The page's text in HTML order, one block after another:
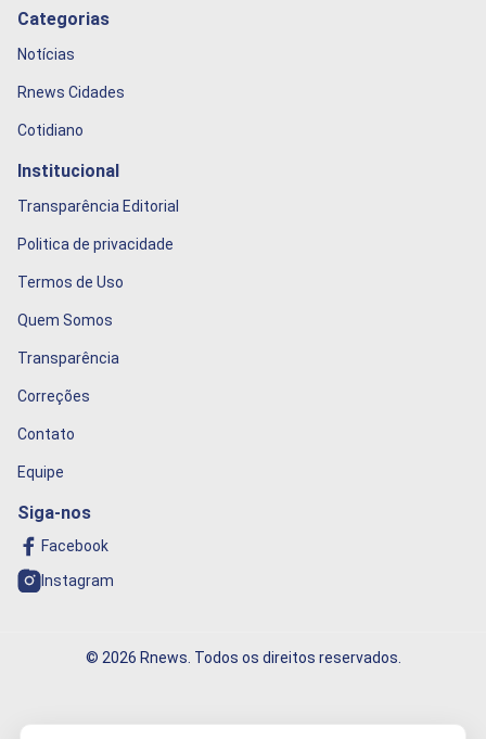
Categorias
Notícias
Rnews Cidades
Cotidiano
Institucional
Transparência Editorial
Politica de privacidade
Termos de Uso
Quem Somos
Transparência
Correções
Contato
Equipe
Siga-nos
Facebook
Instagram
© 2026 Rnews. Todos os direitos reservados.